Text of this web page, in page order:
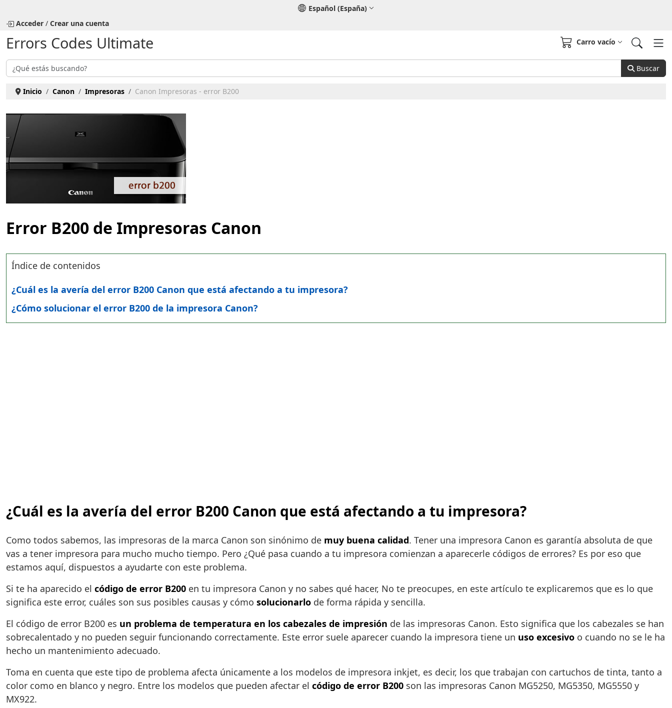
Español (España)
Acceder / Crear una cuenta
Errors Codes Ultimate
Buscar Buscar
Carro vacío
Inicio Canon Impresoras Canon Impresoras - error B200
Error B200 de Impresoras Canon
Índice de contenidos
¿Cuál es la avería del error B200 Canon que está afectando a tu impresora?
¿Cómo solucionar el error B200 de la impresora Canon?
¿Cuál es la avería del error B200 Canon que está afectando a tu impresora?
Como todos sabemos, las impresoras de la marca Canon son sinónimo de muy buena calidad. Tener una impresora Canon es garantía absoluta de que
vas a tener impresora para mucho mucho tiempo. Pero ¿Qué pasa cuando a tu impresora comienzan a aparecerle códigos de errores? Es por eso que
estamos aquí, dispuestos a ayudarte con este problema.
Si te ha aparecido el código de error B200 en tu impresora Canon y no sabes qué hacer, No te preocupes, en este artículo te explicaremos que es lo que
significa este error, cuáles son sus posibles causas y cómo solucionarlo de forma rápida y sencilla.
El código de error B200 es un problema de temperatura en los cabezales de impresión de las impresoras Canon. Esto significa que los cabezales se han
sobrecalentado y no pueden seguir funcionando correctamente. Este error suele aparecer cuando la impresora tiene un uso excesivo o cuando no se le ha
hecho un mantenimiento adecuado.
Toma en cuenta que este tipo de problema afecta únicamente a los modelos de impresora inkjet, es decir, los que trabajan con cartuchos de tinta, tanto a
color como en blanco y negro. Entre los modelos que pueden afectar el código de error B200 son las impresoras Canon MG5250, MG5350, MG5550 y
MX922.